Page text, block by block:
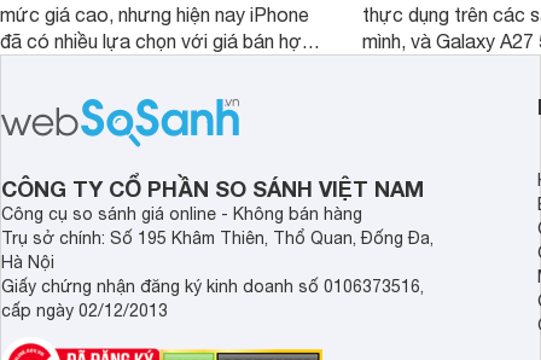
mức giá cao, nhưng hiện nay iPhone
đã có nhiều lựa chọn với giá bán hợp
cận sản phẩm chính hãng.
thực dụng trên các
mình, và Galaxy
tới cho người dùng
lượng với nhiều
CÔNG TY CỔ PHẦN SO SÁNH VIỆT NAM
Công cụ so sánh giá online - Không bán hàng
Trụ sở chính: Số 195 Khâm Thiên, Thổ Quan, Đống Đa,
Hà Nội
Giấy chứng nhận đăng ký kinh doanh số 0106373516,
cấp ngày 02/12/2013